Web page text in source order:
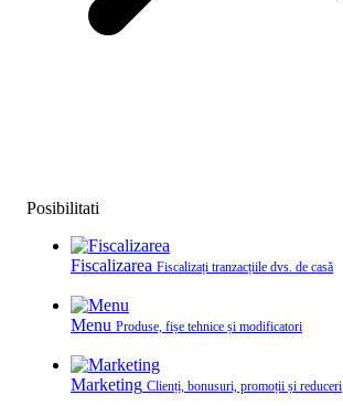
Posibilitati
Fiscalizarea Fiscalizați tranzacțiile dvs. de casă
Menu Produse, fișe tehnice și modificatori
Marketing Clienți, bonusuri, promoții și reduceri